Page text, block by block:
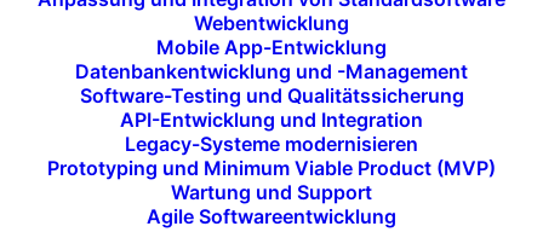
Webentwicklung
Mobile App-Entwicklung
Datenbankentwicklung und -Management
Software-Testing und Qualitätssicherung
API-Entwicklung und Integration
Legacy-Systeme modernisieren
Prototyping und Minimum Viable Product (MVP)
Wartung und Support
Agile Softwareentwicklung
führenden Plattformen wieMicrosoft
Teams,Zoom,Cisco WebexundGoogle
Meet, die alle Vorteile moderner
Collaboration-Technologie vereinen.